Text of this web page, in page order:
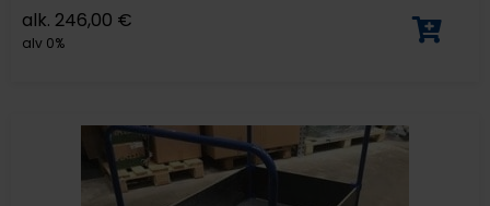
alk. 246,00 €
alv 0%